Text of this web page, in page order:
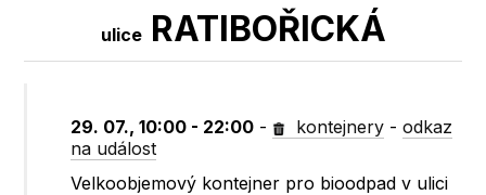
uliceRATIBOŘICKÁ
29. 07., 10:00 - 22:00 - kontejnery -odkaz
na událost
Velkoobjemový kontejner pro bioodpad v ulici